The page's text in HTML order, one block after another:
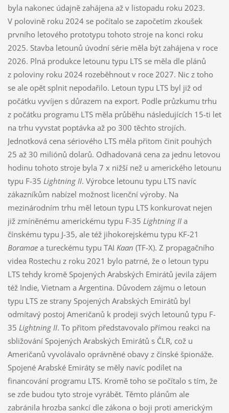
byla nakonec údajně zahájena až v listopadu roku 2023.
V polovině roku 2024 se počítalo se započetím zkoušek
prvního letového prototypu tohoto stroje na konci roku
2025. Stavba letounů úvodní série měla být zahájena v roce
2026. Plná produkce letounu typu LTS se měla dle plánů
z poloviny roku 2024 rozeběhnout v roce 2027. Nic z toho
se ale opět splnit nepodařilo. Letoun typu LTS byl již od
počátku vyvíjen s důrazem na export. Podle průzkumu trhu
z počátku programu LTS měla průběhu následujících 15-ti let
na trhu vyvstat poptávka až po 300 těchto strojích.
Jednotková cena sériového LTS měla přitom činit pouhých
25 až 30 miliónů dolarů. Odhadovaná cena za jednu letovou
hodinu tohoto stroje byla 7 x nižší než u amerického letounu
typu F-35 Lightning II. Výrobce letounu typu LTS navíc
zákazníkům nabízel možnost licenční výroby. Na
mezinárodním trhu měl letoun typu LTS konkurovat nejen
již zmíněnému americkému typu F-35 Lightning IIa
čínskému typu J-35, ale též jihokorejskému typu KF-21
Boramaea tureckému typu TAI Kaan (TF-X). Z propagačního
videa Rostechu z roku 2021 bylo patrné, že o letoun typu
LTS tehdy kromě Spojených Arabských Emirátů jevila zájem
též Indie, Vietnam a Argentina. Důvodem zájmu o letoun
typu LTS ze strany Spojených Arabských Emirátů byl
odmítavý postoj Američanů k prodeji svých letounů typu F-
35 Lightning II. To přitom představovalo přímou reakci na
sbližování Spojených Arabských Emirátů s ČLR, což u
Američanů vyvolávalo oprávněné obavy z čínské špionáže.
Spojené Arabské Emiráty se měly navíc podílet na
financování programu LTS. Kromě toho se počítalo s tím, že
se zde budou tyto stroje vyrábět. Těmto plánům ale
zabránila hrozba sankcí dle zákona o boji proti americkým